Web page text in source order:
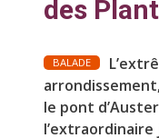
des
BALADE
le pont
l’extraordinaire